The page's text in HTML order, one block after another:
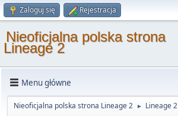
Zaloguj się Rejestracja
Nieoficjalna polska strona
Lineage 2
Menu główne
Nieoficjalna polska strona Lineage 2 ► Lineage 2